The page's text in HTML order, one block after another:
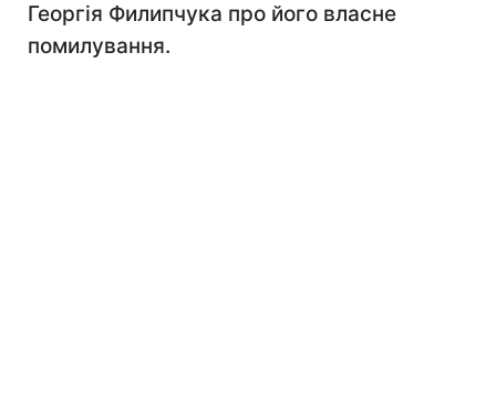
Георгія Филипчука про його власне
помилування.